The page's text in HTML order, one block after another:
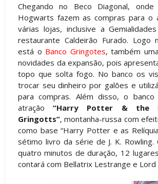
Chegando no Beco Diagonal,
Hogwarts fazem as compras para o
várias lojas, inclusive a
restaurante Caldeirão Furado. Logo
está o Banco Gringotes, também
novidades da expansão, pois
topo que solta fogo. No banco os
trocar seu dinheiro por galões e
para compras. Além disso, o
atração“Harry Potter & the
Gringotts”, montanha-russa com
como base “Harry Potter e as
sétimo livro da série de J. K.
quatro minutos de duração, 12
contará com Bellatrix Lestrange e